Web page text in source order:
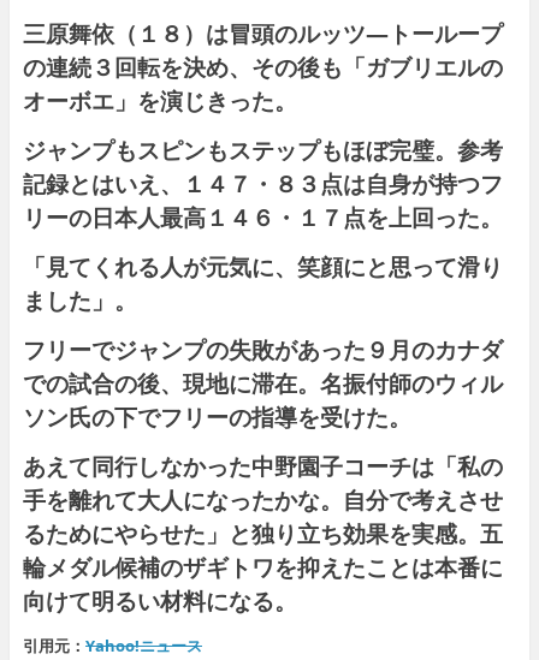
三原舞依（１８）は冒頭のルッツ―トーループ
の連続３回転を決め、その後も「ガブリエルの
オーボエ」を演じきった。
ジャンプもスピンもステップもほぼ完璧。参考
記録とはいえ、１４７・８３点は自身が持つフ
リーの日本人最高１４６・１７点を上回った。
「見てくれる人が元気に、笑顔にと思って滑り
ました」。
フリーでジャンプの失敗があった９月のカナダ
での試合の後、現地に滞在。名振付師のウィル
ソン氏の下でフリーの指導を受けた。
あえて同行しなかった中野園子コーチは「私の
手を離れて大人になったかな。自分で考えさせ
るためにやらせた」と独り立ち効果を実感。五
輪メダル候補のザギトワを抑えたことは本番に
向けて明るい材料になる。
引用元： Yahoo!ニュース